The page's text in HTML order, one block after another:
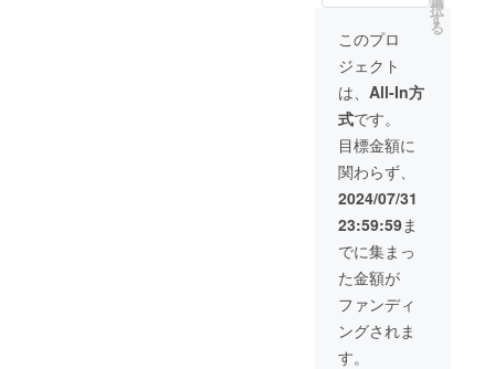
掲載さ
ただき
ます。
掲載方
法：文
字のみ
（都道
府県、
お名
支援
時、掲
載を希
望され
るお名
前をご
記入く
るお名
前をご
記入く
ださ
い。な
お、記
載が不
要な方
は空欄
のまま
でお進
みくだ
さい。
※応援プ
ランは
金額に
よるリ
ターン
望を確
認し、
お名前
をHP及
び各
SNSに
掲載さ
せてい
ただき
ます。
掲載方
法：文
字のみ
（都道
府県、
お名
前） ※
支援
時、掲
択
す
る
このプロ
ジェクト
は、 All-In方
式です。
目標金額に
関わらず、
2024/07/31
23:59:59ま
でに集まっ
た金額が
ファンディ
ングされま
す。